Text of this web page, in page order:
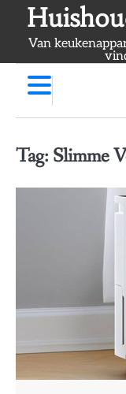
content
Van
Tag: Slimme